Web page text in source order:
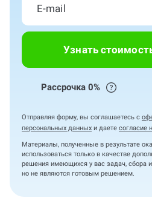
Узнать
Рассрочка 0%
Отправляя форму, вы соглашаетесь с
персональных данных и даете согласие
Материалы, полученные в результате
использоваться только в качестве
решения имеющихся у вас задач, сбора
но не являются готовым решением.